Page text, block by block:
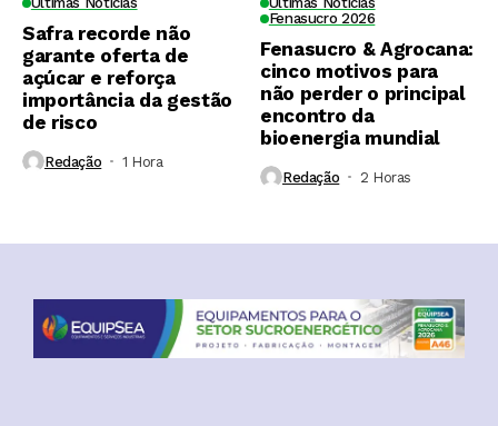
Safra recorde não
garante oferta de
açúcar e reforça
importância da gestão
de risco
Redação 1 Hora ⁮
Fenasucro 2026
Fenasucro & Agrocana:
cinco motivos para
não perder o principal
encontro da
bioenergia mundial
Redação 2 Horas ⁮